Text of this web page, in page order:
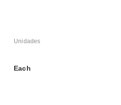
Unidades
Each